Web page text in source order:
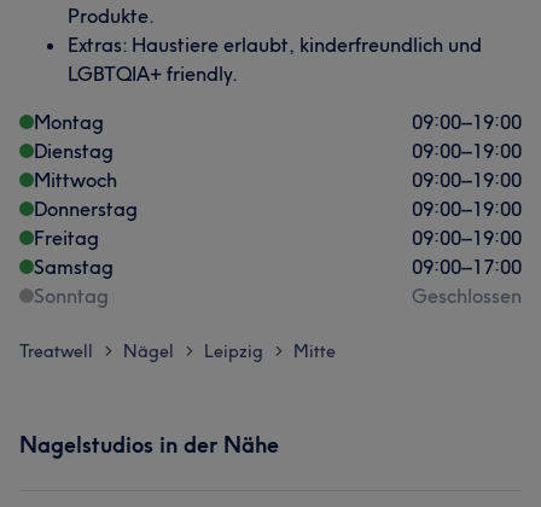
Produkte.
Extras: Haustiere erlaubt, kinderfreundlich und
LGBTQIA+ friendly.
Montag
09:00–19:00
Dienstag
09:00–19:00
Mittwoch
09:00–19:00
Donnerstag
09:00–19:00
Freitag
09:00–19:00
Samstag
09:00–17:00
Sonntag
Geschlossen
Treatwell > Nägel > Leipzig > Mitte
Nagelstudios in der Nähe